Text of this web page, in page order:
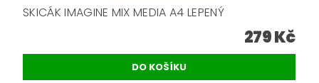
SKICÁK IMAGINE MIX MEDIA A4 LEPENÝ
279 Kč